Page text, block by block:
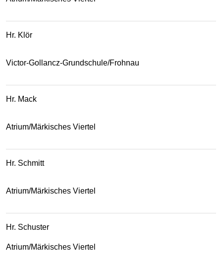
Hr. Klör
Victor-Gollancz-Grundschule/Frohnau
Hr. Mack
Atrium/Märkisches Viertel
Hr. Schmitt
Atrium/Märkisches Viertel
Hr. Schuster
Atrium/Märkisches Viertel